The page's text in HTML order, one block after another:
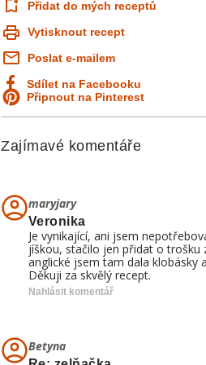
Přidat do mých receptů
Vytisknout recept
Poslat e-mailem
Sdílet na Facebooku
Připnout na Pinterest
Zajímavé komentáře
maryjary
Veronika
Je vynikající, ani jsem
jíškou, stačilo jen přidat o trošku
anglické jsem tam dala klobásky
Děkuji za skvělý recept.
Nahlásit komentář
Betyna